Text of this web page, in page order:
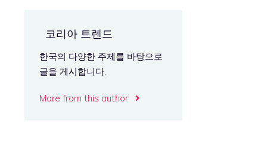
코리아 트렌드
한국의 다양한 주제를 바탕으로
글을 게시합니다.
More from this author